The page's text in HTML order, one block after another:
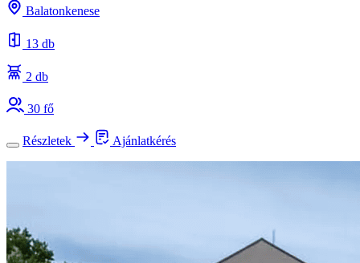
Balatonkenese
13 db
2 db
30 fő
Részletek Ajánlatkérés